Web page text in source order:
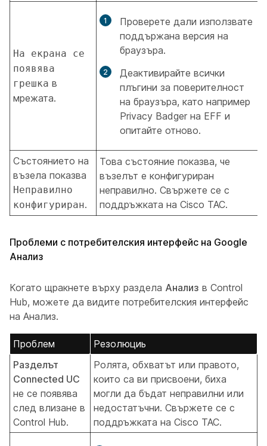
На екрана се
появява
грешка в
мрежата.
Проверете дали използвате
поддържана версия на
браузъра.
Деактивирайте всички
плъгини за поверителност
на браузъра, като например
Privacy Badger на EFF и
опитайте отново.
Състоянието на
възела показва
Неправилно
конфигуриран.
Това състояние показва, че
възелът е конфигуриран
неправилно. Свържете се с
поддръжката на Cisco TAC.
Проблеми с потребителския интерфейс на Google
Анализ
Когато щракнете върху раздела Анализ в Control
Hub, можете да видите потребителския интерфейс
на Анализ.
Проблем
Резолюциь
Разделът
Connected UC
не се появява
след влизане в
Control Hub.
Ролята, обхватът или правото,
които са ви присвоени, биха
могли да бъдат неправилни или
недостатъчни. Свържете се с
поддръжката на Cisco TAC.